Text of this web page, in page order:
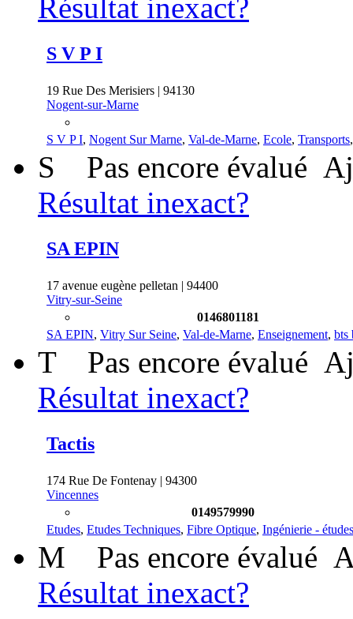
Résultat inexact?
S V P I
19 Rue Des Merisiers | 94130
Nogent-sur-Marne
S V P I, Nogent Sur Marne, Val-de-Marne, Ecole, Transports
S Pas encore évalué
Résultat inexact?
SA EPIN
17 avenue eugène pelletan | 94400
Vitry-sur-Seine
0146801181
SA EPIN, Vitry Sur Seine, Val-de-Marne, Enseignement, bts
T Pas encore évalué
Résultat inexact?
Tactis
174 Rue De Fontenay | 94300
Vincennes
0149579990
Etudes, Etudes Techniques, Fibre Optique, Ingénierie -
M Pas encore évalué
Résultat inexact?